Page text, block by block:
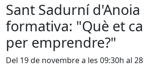
Sant Sadurní d'Anoia
formativa: "Què et
per emprendre?"
Del 19 de novembre a les 09:30h al